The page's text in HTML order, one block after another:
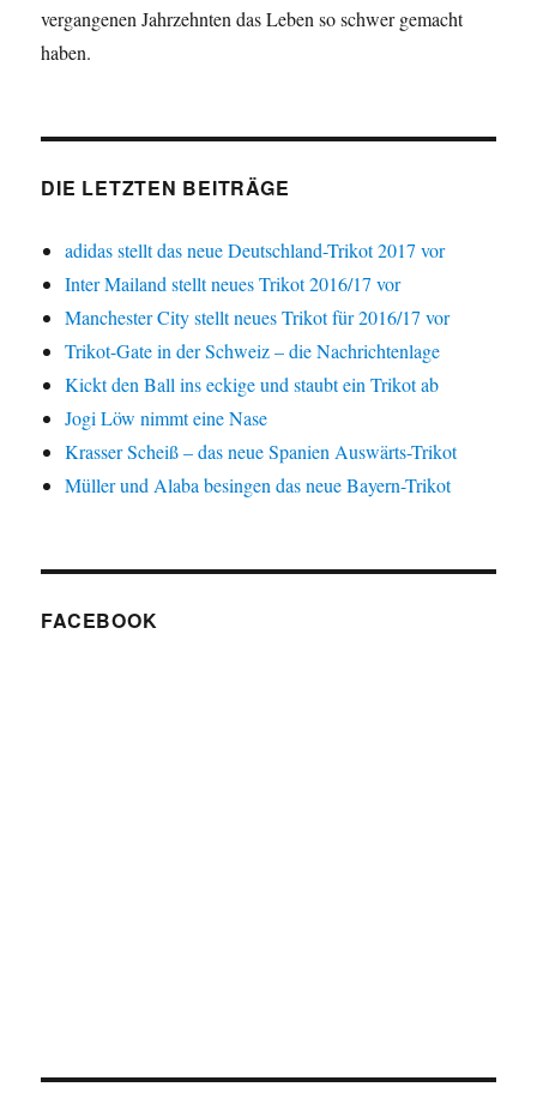
vergangenen Jahrzehnten das Leben so schwer gemacht
haben.
DIE LETZTEN BEITRÄGE
adidas stellt das neue Deutschland-Trikot 2017 vor
Inter Mailand stellt neues Trikot 2016/17 vor
Manchester City stellt neues Trikot für 2016/17 vor
Trikot-Gate in der Schweiz – die Nachrichtenlage
Kickt den Ball ins eckige und staubt ein Trikot ab
Jogi Löw nimmt eine Nase
Krasser Scheiß – das neue Spanien Auswärts-Trikot
Müller und Alaba besingen das neue Bayern-Trikot
FACEBOOK